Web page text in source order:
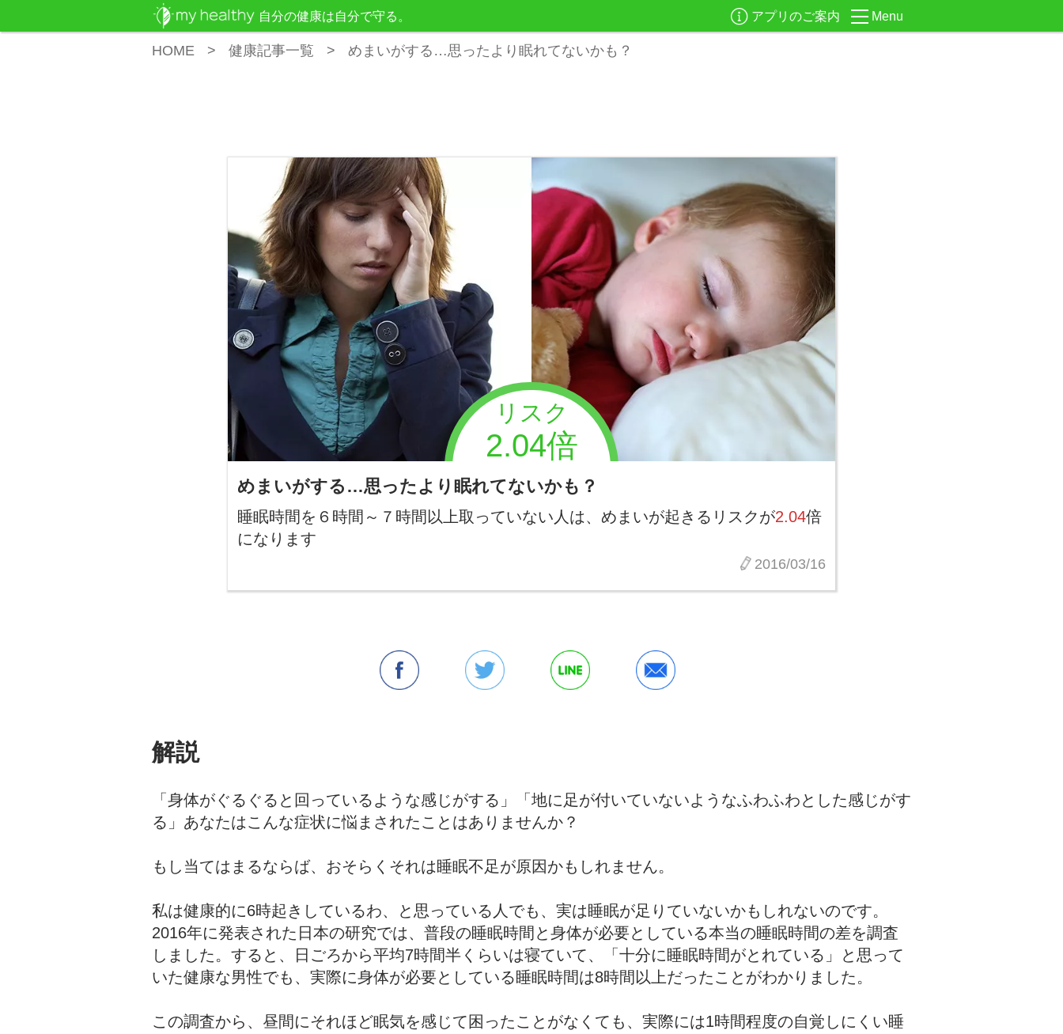
HOME 健康記事一覧 めまいがする…思ったより眠れてないかも？
リスク
2.04倍
めまいがする…思ったより眠れてないかも？
睡眠時間を６時間～７時間以上取っていない人は、めまいが起きるリスクが2.04倍
になります
2016/03/16
解説
「身体がぐるぐると回っているような感じがする」「地に足が付いていないようなふわふわとした感じがす
る」あなたはこんな症状に悩まされたことはありませんか？
もし当てはまるならば、おそらくそれは睡眠不足が原因かもしれません。
私は健康的に6時起きしているわ、と思っている人でも、実は睡眠が足りていないかもしれないのです。
2016年に発表された日本の研究では、普段の睡眠時間と身体が必要としている本当の睡眠時間の差を調査
しました。すると、日ごろから平均7時間半くらいは寝ていて、「十分に睡眠時間がとれている」と思って
いた健康な男性でも、実際に身体が必要としている睡眠時間は8時間以上だったことがわかりました。
この調査から、昼間にそれほど眠気を感じて困ったことがなくても、実際には1時間程度の自覚しにくい睡
自分の健康は自分で守る。 アプリのご案内 Menu